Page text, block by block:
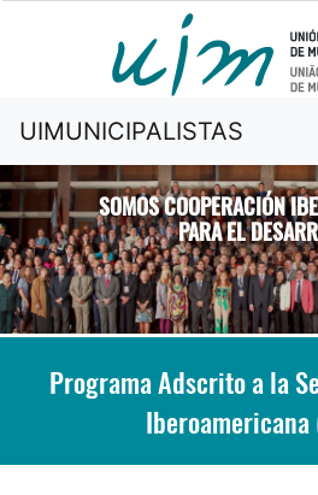
UIMUNICIPALISTAS
SOMOS COOPERACIÓN
PARA EL
Previous
Programa Adscrito a la
Iberoamericana